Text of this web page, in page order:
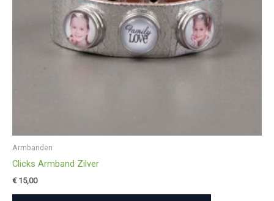
Armbanden
Clicks Armband Zilver
€15,00